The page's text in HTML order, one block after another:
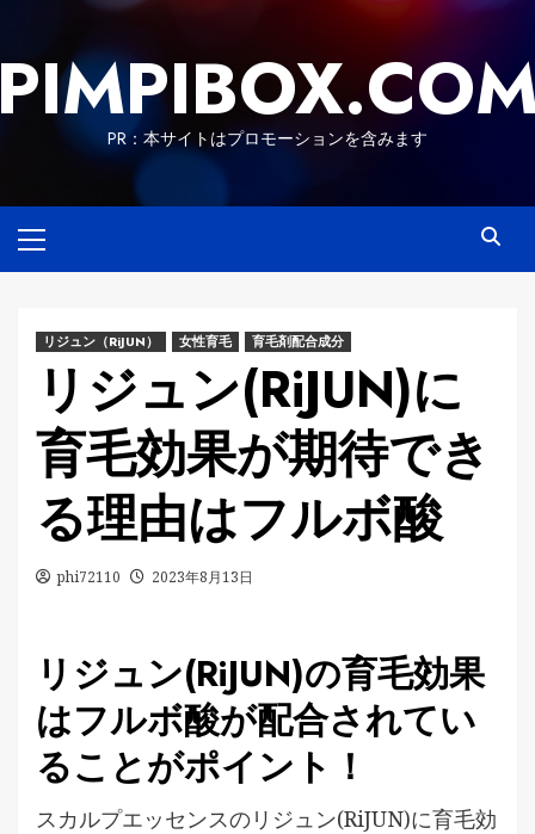
content
PR：本サイトはプロモーションを含みます
Menu
リジュン（RiJUN） 女性育毛 育毛剤配合成分
リジュン(RiJUN)に
育毛効果が期待でき
る理由はフルボ酸
phi72110 2023年8月13日
リジュン(RiJUN)の育毛効果
はフルボ酸が配合されてい
ることがポイント！
スカルプエッセンスのリジュン(RiJUN)に育毛効